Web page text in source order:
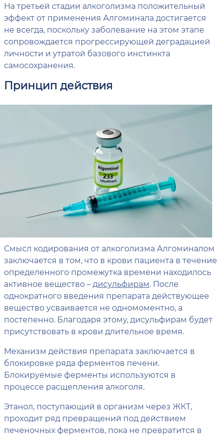
На третьей стадии алкоголизма положительный
эффект от применения Алгоминала достигается
не всегда, поскольку заболевание на этом этапе
сопровождается прогрессирующей деградацией
личности и утратой базового инстинкта
самосохранения.
Принцип действия
Смысл кодирования от алкоголизма Алгоминалом
заключается в том, что в крови пациента в течение
определенного промежутка времени находилось
активное вещество –дисульфирам. После
однократного введения препарата действующее
вещество усваивается не одномоментно, а
постепенно. Благодаря этому, дисульфирам будет
присутствовать в крови длительное время.
Механизм действия препарата заключается в
блокировке ряда ферментов печени.
Блокируемые ферменты используются в
процессе расщепления алкоголя.
Этанол, поступающий в организм через ЖКТ,
проходит ряд превращений под действием
печеночных ферментов, пока не превратится в